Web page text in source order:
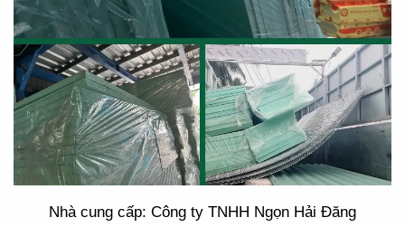
Nhà cung cấp: Công ty TNHH Ngọn Hải Đăng